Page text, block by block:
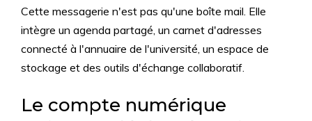
Cette messagerie n'est pas qu'une boîte mail. Elle
intègre un agenda partagé, un carnet d'adresses
connecté à l'annuaire de l'université, un espace de
stockage et des outils d'échange collaboratif.
Le compte numérique